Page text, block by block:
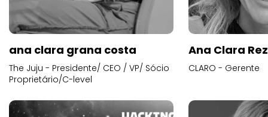
ana clara grana costa
The Juju - Presidente/ CEO / VP/ Sócio
Proprietário/C-level
Ana Clara
CLARO - Gerente